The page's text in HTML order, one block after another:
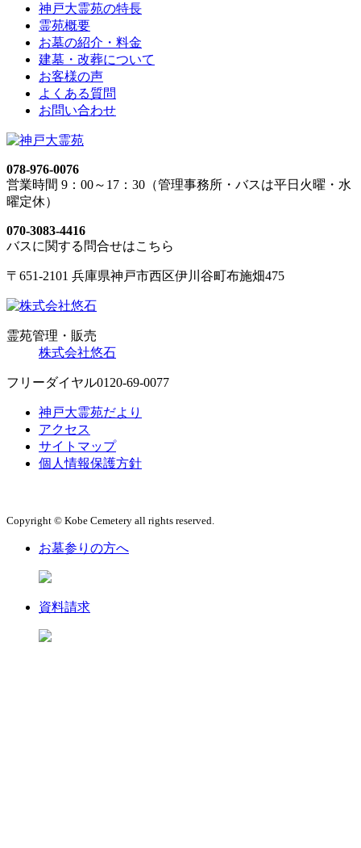
神戸大霊苑の特長
霊苑概要
お墓の紹介・料金
建墓・改葬について
お客様の声
よくある質問
お問い合わせ
078-976-0076
営業時間 9：00～17：30（管理事務所・バスは平日火曜・水
曜定休）
070-3083-4416
バスに関する問合せはこちら
〒651-2101 兵庫県神戸市西区伊川谷町布施畑475
霊苑管理・販売
株式会社悠石
フリーダイヤル0120-69-0077
神戸大霊苑だより
アクセス
サイトマップ
個人情報保護方針
Copyright © Kobe Cemetery all rights reserved.
お墓参りの方へ
資料請求